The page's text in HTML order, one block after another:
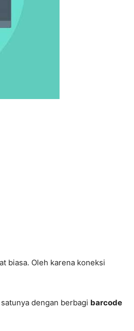
biasa. Oleh karena koneksi
dengan berbagi barcode